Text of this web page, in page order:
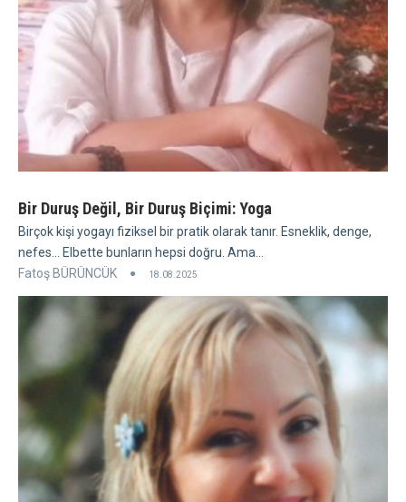
Bir Duruş Değil, Bir Duruş Biçimi: Yoga
Birçok kişi yogayı fiziksel bir pratik olarak tanır. Esneklik, denge,
nefes... Elbette bunların hepsi doğru. Ama...
Fatoş BÜRÜNCÜK
18.08.2025